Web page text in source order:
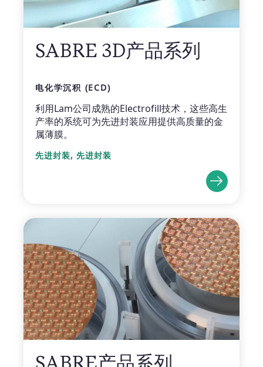
SABRE 3D产品系列
电化学沉积 (ECD)
利用Lam公司成熟的Electrofill技术，这些高生
产率的系统可为先进封装应用提供高质量的金
属薄膜。
先进封装, 先进封装